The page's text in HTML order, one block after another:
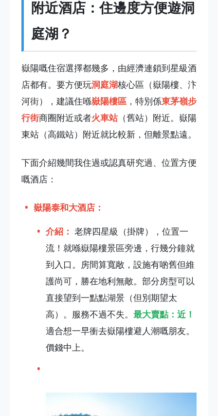
附近酒店：住邊度方便遊洞
庭湖？
嶽陽嘅住宿選擇都幾多，由經濟連鎖到星級酒
店都有。要方便玩洞庭湖核心區（嶽陽樓、汴
河街），建議住喺嶽陽樓區 ，特別係東茅嶺步
行街商圈附近或者火車站（舊站）附近。嶽陽
東站（高鐵站）附近就比較新，但離景點遠。
下面介紹幾間我住過或認真研究過、位置方便
嘅酒店：
嶽陽泰和大酒店：
介紹： 老牌四星級（掛牌），位置一
流！就喺嶽陽樓景區旁邊，行幾分鐘就
到入口。房間算寬敞，設施有啲舊但維
護尚可，勝在地利無敵。部分房型可以
直接望到一點點湖景（但別期望太
高）。服務不過不失。 最大賣點：近！
適合想一早衝去嶽陽樓避人潮嘅朋友。
價錢中上。